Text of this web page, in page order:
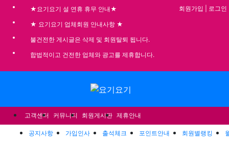
★요기요기 설 연휴 휴무 안내★
★ 요기요기 업체회원 안내사항 ★
불건전한 게시글은 삭제 및 회원탈퇴 됩니다.
합법적이고 건전한 업체와 광고를 제휴합니다.
회원가입 로그인
고객센터 커뮤니티 회원게시판 제휴안내
공지사항 가입인사 출석체크 포인트안내 회원별랭킹